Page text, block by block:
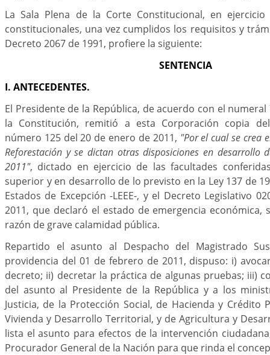
La Sala Plena de la Corte Constitucional, en
constitucionales, una vez cumplidos los requisitos y
Decreto 2067 de 1991, profiere la siguiente:
SENTENCIA
I. ANTECEDENTES.
El Presidente de la República, de acuerdo con el
la Constitución, remitió a esta Corporación copia
número 125 del 20 de enero de 2011, "Por el cual se crea
Reforestación y se dictan otras disposiciones en desarrollo
2011", dictado en ejercicio de las facultades
superior y en desarrollo de lo previsto en la Ley 137 de
Estados de Excepción -LEEE-, y el Decreto Legislativo
2011, que declaró el estado de emergencia económica,
razón de grave calamidad pública.
Repartido el asunto al Despacho del Magistrado
providencia del 01 de febrero de 2011, dispuso: i)
decreto; ii) decretar la práctica de algunas pruebas; iii)
del asunto al Presidente de la República y a los
Justicia, de la Protección Social, de Hacienda y Crédito
Vivienda y Desarrollo Territorial, y de Agricultura y
lista el asunto para efectos de la intervención
Procurador General de la Nación para que rinda el